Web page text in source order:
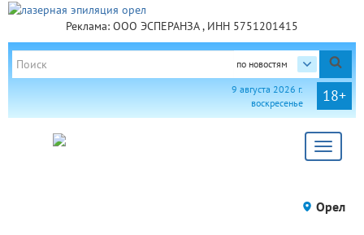
Реклама: ООО ЭСПЕРАНЗА , ИНН 5751201415
по новостям
18+
9 августа 2026 г.
воскресенье
Toggle
Орел